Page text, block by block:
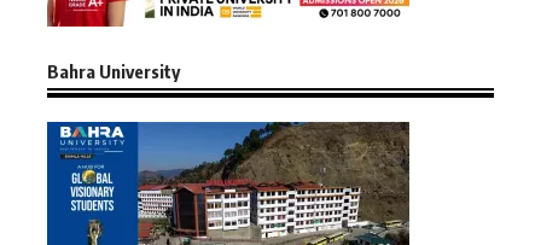
Bahra University